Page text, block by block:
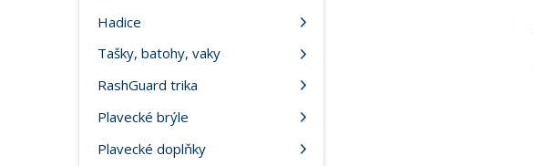
Hadice
Tašky, batohy, vaky
RashGuard trika
Plavecké brýle
Plavecké doplňky